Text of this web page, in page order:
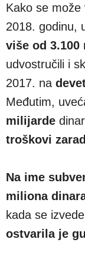
Kako se može
2018. godinu,
više od 3.100
udvostručili i
2017. na
Međutim,
milijarde
troškovi
Na ime
miliona
kada se
ostvarila je